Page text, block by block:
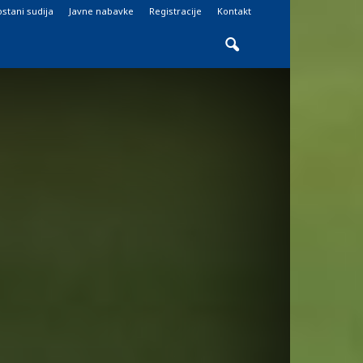
sudija Javne nabavke Registracije Kontakt